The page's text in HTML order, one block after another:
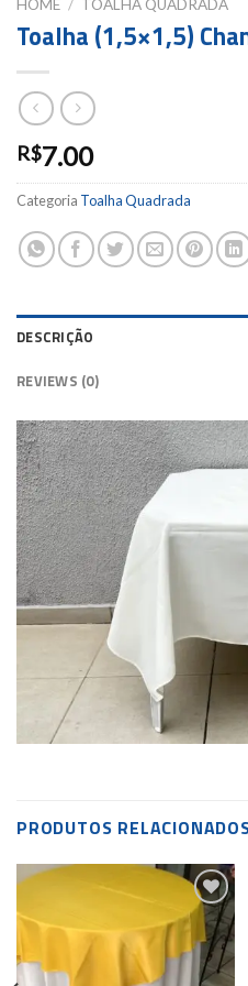
HOME / TOALHA QUADRADA
Toalha (1,5×1,5)
R$7.00
Categoria Toalha Quadrada
DESCRIÇÃO
REVIEWS (0)
PRODUTOS
Add to
wishlist